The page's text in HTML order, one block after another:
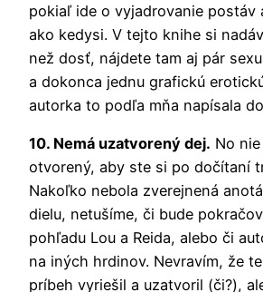
pokiaľ ide o vyjadrovanie postáv
ako kedysi. V tejto knihe si
než dosť, nájdete tam aj pár
a dokonca jednu grafickú
autorka to podľa mňa napísala
10. Nemá uzatvorený dej. No
otvorený, aby ste si po dočítaní
Nakoľko nebola zverejnená
dielu, netušíme, či bude
pohľadu Lou a Reida, alebo či
na iných hrdinov. Nevravím, že
príbeh vyriešil a uzatvoril (či?),